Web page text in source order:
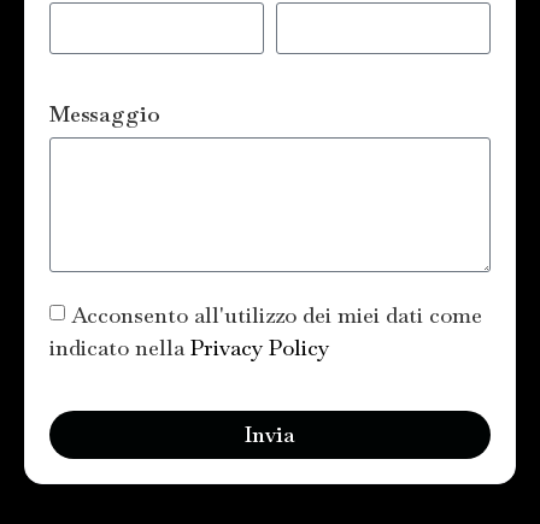
Messaggio
Acconsento all'utilizzo dei miei dati come
indicato nella Privacy Policy
Invia